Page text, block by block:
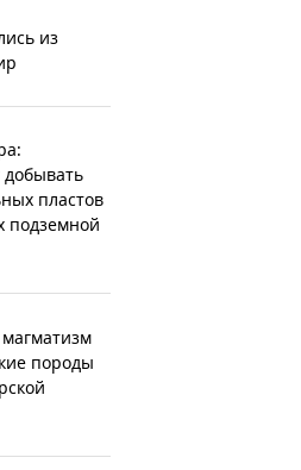
из
пластов
подземной
породы